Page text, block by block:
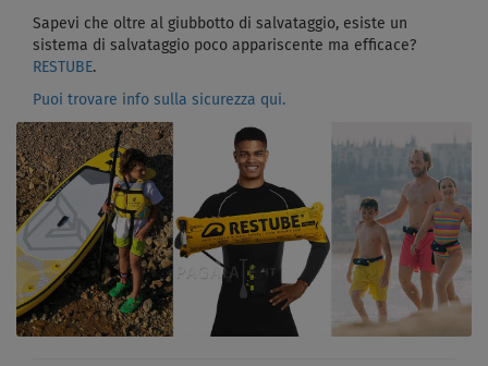
Sapevi che oltre al giubbotto di salvataggio, esiste un
sistema di salvataggio poco appariscente ma efficace?
RESTUBE.
Puoi trovare info sulla sicurezza qui.